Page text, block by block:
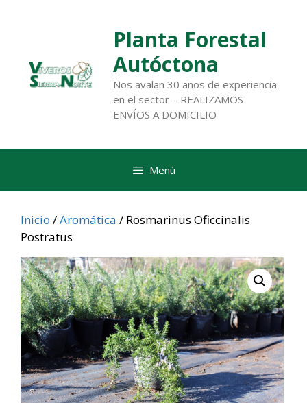
Planta Forestal
Autóctona
Nos avalan 30 años de experiencia
en el sector – REALIZAMOS
ENVÍOS A DOMICILIO
Menú
Inicio /Aromática / Rosmarinus Oficcinalis
Postratus